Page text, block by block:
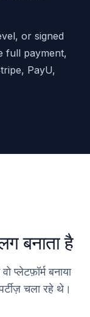
or signed
full payment,
PayU,
बनाता है
प्लेटफ़ॉर्म बनाया
चला रहे थे।